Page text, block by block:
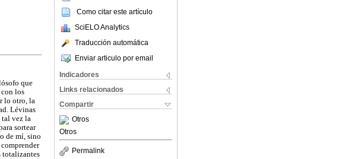
Como citar este artículo
SciELO Analytics
Traducción automática
Enviar articulo por email
Indicadores
Links relacionados
Compartir
Otros
Otros
Permalink
que
con los
lo otro, la
Lévinas
tal vez la
sortear
de mí, sino
totalizantes